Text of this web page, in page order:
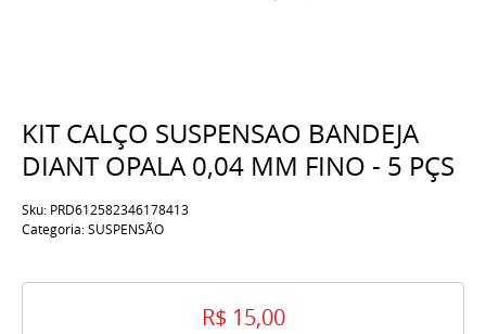
KIT CALÇO SUSPENSAO BANDEJA
DIANT OPALA 0,04 MM FINO - 5 PÇS
Sku: PRD612582346178413
Categoria:SUSPENSÃO
R$ 15,00